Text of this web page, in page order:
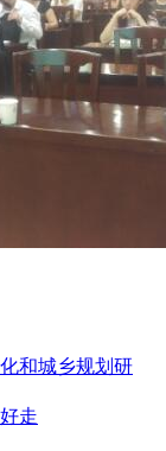
和城乡规划研
走